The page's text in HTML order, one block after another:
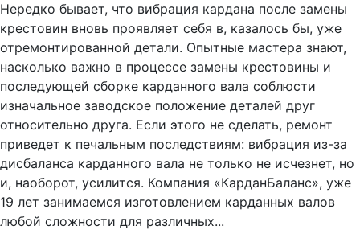
Нередко бывает, что вибрация кардана после замены
крестовин вновь проявляет себя в, казалось бы, уже
отремонтированной детали. Опытные мастера знают,
насколько важно в процессе замены крестовины и
последующей сборке карданного вала соблюсти
изначальное заводское положение деталей друг
относительно друга. Если этого не сделать, ремонт
приведет к печальным последствиям: вибрация из-за
дисбаланса карданного вала не только не исчезнет, но
и, наоборот, усилится. Компания «КарданБаланс», уже
19 лет занимаемся изготовлением карданных валов
любой сложности для различных...